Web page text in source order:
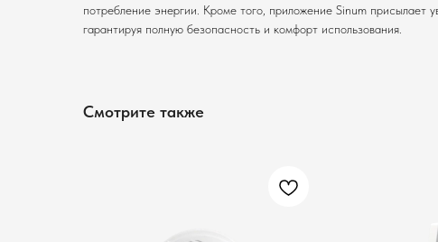
потребление энергии. Кроме того, приложение Sinum присылает
гарантируя полную безопасность и комфорт использования.
Смотрите также